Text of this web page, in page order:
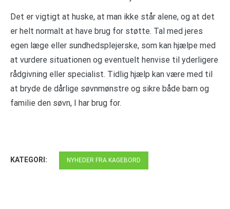
Det er vigtigt at huske, at man ikke står alene, og at det
er helt normalt at have brug for støtte. Tal med jeres
egen læge eller sundhedsplejerske, som kan hjælpe med
at vurdere situationen og eventuelt henvise til yderligere
rådgivning eller specialist. Tidlig hjælp kan være med til
at bryde de dårlige søvnmønstre og sikre både barn og
familie den søvn, I har brug for.
KATEGORI: NYHEDER FRA KAGEBORD